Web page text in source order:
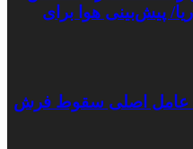
پیش‌بینی هوا برای
انزوای یک برند جهانی؛ ۶ عامل اصلی سقوط فرش